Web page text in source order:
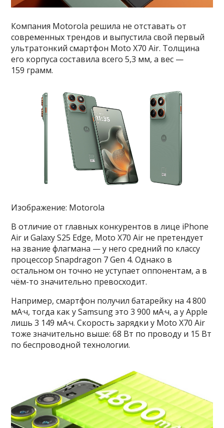
Компания Motorola решила не отставать от
современных трендов и выпустила свой первый
ультратонкий смартфон Moto X70 Air. Толщина
его корпуса составила всего 5,3 мм, а вес —
159 грамм.
Изображение: Motorola
В отличие от главных конкурентов в лице iPhone
Air и Galaxy S25 Edge, Moto X70 Air не претендует
на звание флагмана — у него средний по классу
процессор Snapdragon 7 Gen 4. Однако в
остальном он точно не уступает оппонентам, а в
чём-то значительно превосходит.
Например, смартфон получил батарейку на 4 800
мА·ч, тогда как у Samsung это 3 900 мА·ч, а у Apple
лишь 3 149 мА·ч. Скорость зарядки у Moto X70 Air
тоже значительно выше: 68 Вт по проводу и 15 Вт
по беспроводной технологии.